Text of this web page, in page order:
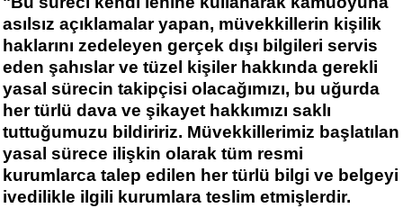
asılsız açıklamalar yapan, müvekkillerin kişilik
haklarını zedeleyen gerçek dışı bilgileri servis
eden şahıslar ve tüzel kişiler hakkında gerekli
yasal sürecin takipçisi olacağımızı, bu uğurda
her türlü dava ve şikayet hakkımızı saklı
tuttuğumuzu bildiririz. Müvekkillerimiz başlatılan
yasal sürece ilişkin olarak tüm resmi
kurumlarca talep edilen her türlü bilgi ve belgeyi
ivedilikle ilgili kurumlara teslim etmişlerdir.